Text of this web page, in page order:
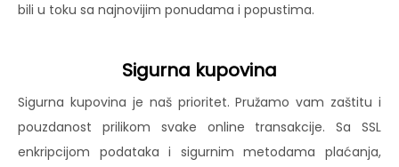
bili u toku sa najnovijim ponudama i popustima.
Sigurna kupovina
Sigurna kupovina je naš prioritet. Pružamo vam zaštitu i
pouzdanost prilikom svake online transakcije. Sa SSL
enkripcijom podataka i sigurnim metodama plaćanja,